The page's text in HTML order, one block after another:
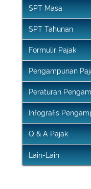
Aturan Pajak
SPT Masa
SPT Tahunan
Formulir Pajak
Pengampunan
Peraturan
Infografis
Q & A Pajak